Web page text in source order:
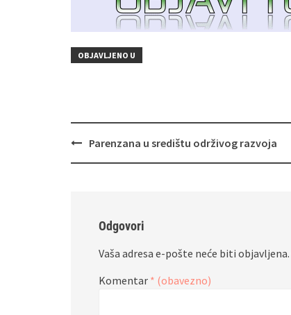
OBJAVLJENO U
Navigacija
Parenzana u središtu održivog razvoja
Odgovori
Vaša adresa e-pošte neće biti objavljena.
Komentar * (obavezno)